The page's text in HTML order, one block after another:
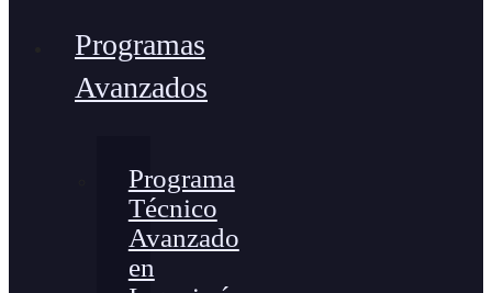
Programas
Avanzados
Programa
Técnico
Avanzado
en